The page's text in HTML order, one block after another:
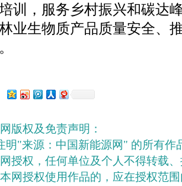
训，服务乡村振兴和碳达
业生物质产品质量安全、
版权及免责声明：
明"来源：中国新能源网" 的所有作
授权，任何单位及个人不得转载
网授权使用作品的，应在授权范